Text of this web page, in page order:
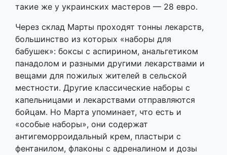
такие же у украинских мастеров — 28 евро.
Через склад Марты проходят тонны лекарств,
большинство из которых «наборы для
бабушек»: боксы с аспирином, анальгетиком
панадолом и разными другими лекарствами и
вещами для пожилых жителей в сельской
местности. Другие классические наборы с
капельницами и лекарствами отправляются
бойцам. Но Марта упоминает, что есть и
«особые наборы», они содержат
антигеморроидальный крем, пластыри с
фентанилом, флаконы с адреналином и дозы